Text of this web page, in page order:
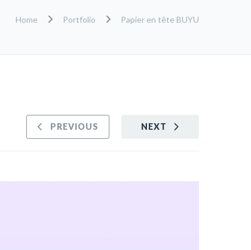
Home Portfolio Papier en tête BUYU
NEXT
PREVIOUS